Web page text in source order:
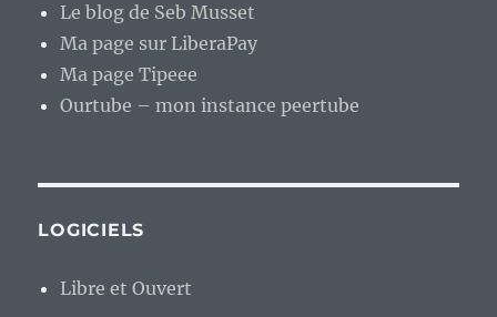
Le blog de Seb Musset
Ma page sur LiberaPay
Ma page Tipeee
Ourtube – mon instance peertube
LOGICIELS
Libre et Ouvert